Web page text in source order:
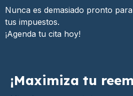
Nunca es demasiado pronto
tus impuestos.
¡Agenda tu cita hoy!
¡Maximiza tu